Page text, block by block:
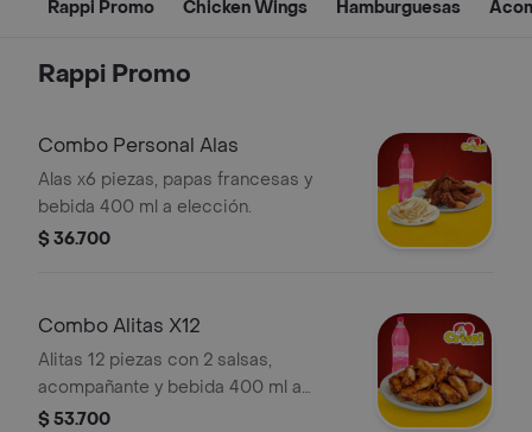
Rappi Promo Chicken Wings Hamburguesas
Rappi Promo
Combo Personal Alas
Alas x6 piezas, papas francesas y
bebida 400 ml a elección.
$ 36.700
Combo Alitas X12
Alitas 12 piezas con 2 salsas,
acompañante y bebida 400 ml a
elección
$ 53.700